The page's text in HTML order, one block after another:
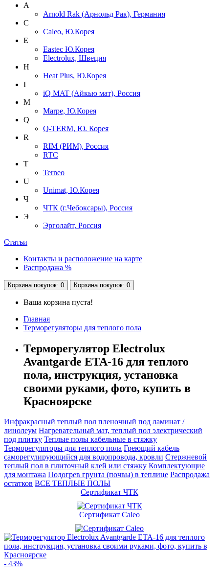
A
Arnold Rak (Арнольд Рак), Германия
C
Caleo, Ю.Корея
E
Eastec Ю.Корея
Electrolux, Швеция
H
Heat Plus, Ю.Корея
I
iQ MAT (Айкью мат), Россия
M
Marpe, Ю.Корея
Q
Q-TERM, Ю. Корея
R
RIM (РИМ), Россия
RTC
T
Terneo
U
Unimat, Ю.Корея
Ч
ЧТК (г.Чебоксары), Россия
Э
Эрголайт, Россия
Статьи
Контакты и расположение на карте
Распродажа %
Корзина покупок: 0 Корзина покупок: 0
Ваша корзина пуста!
Главная
Терморегуляторы для теплого пола
Терморегулятор Electrolux
Avantgarde ETA-16 для теплого
пола, инструкция, установка
своими руками, фото, купить в
Красноярске
Инфракрасный теплый пол пленочный под ламинат /
линолеум Нагревательный мат, теплый пол электрический
под плитку Теплые полы кабельные в стяжку
Терморегуляторы для теплого пола Греющий кабель
саморегулирующийся для водопровода, кровли Cтержневой
теплый пол в плиточный клей или стяжку Комплектующие
для монтажа Подогрев грунта (почвы) в теплице Распродажа
остатков ВСЕ ТЕПЛЫЕ ПОЛЫ
Сертификат ЧТК
Сертификат Caleo
- 43%